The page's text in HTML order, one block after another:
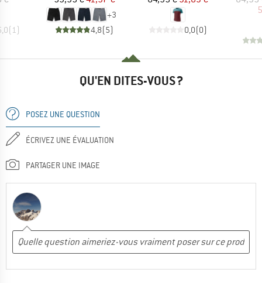
(1 )
+3
4,8(5) 0,0(0)
QU'EN DITES-VOUS ?
POSEZ UNE QUESTION
ÉCRIVEZ UNE ÉVALUATION
PARTAGER UNE IMAGE